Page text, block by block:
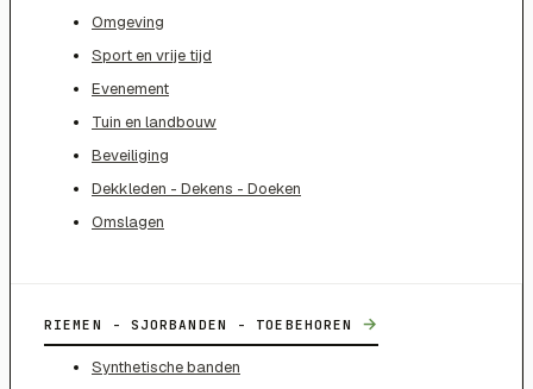
Omgeving
Sport en vrije tijd
Evenement
Tuin en landbouw
Beveiliging
Dekkleden - Dekens - Doeken
Omslagen
RIEMEN - SJORBANDEN - TOEBEHOREN →
Synthetische banden